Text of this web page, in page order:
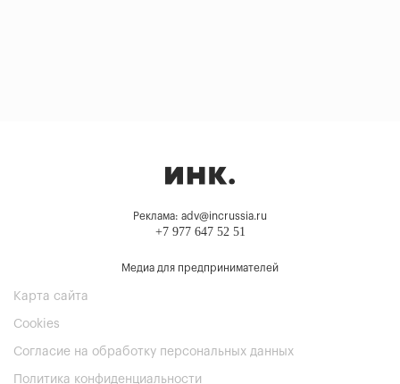
Реклама: adv@incrussia.ru
+7 977 647 52 51
Медиа для предпринимателей
Карта сайта
Cookies
Согласие на обработку персональных данных
Политика конфиденциальности